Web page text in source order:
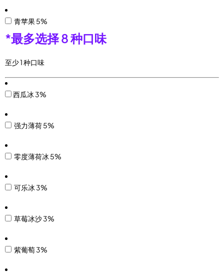
青苹果 5%
*最多选择 8 种口味
至少 1 种口味
西瓜冰 3%
强力薄荷 5%
零度薄荷冰 5%
可乐冰 3%
草莓冰沙 3%
紫葡萄 3%